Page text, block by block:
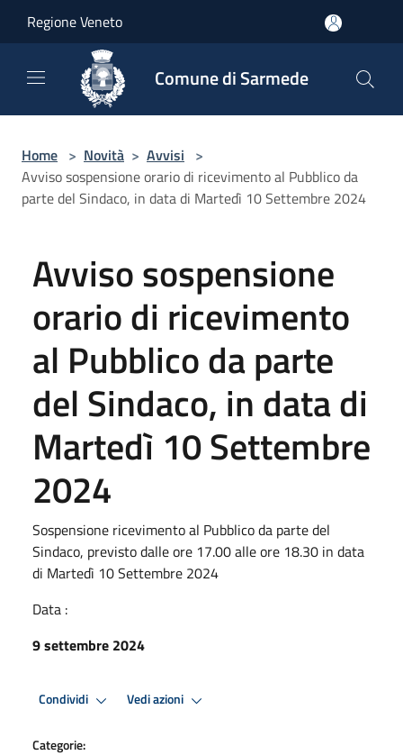
Regione Veneto
Comune di Sarmede
Home > Novità > Avvisi >
Avviso sospensione orario di ricevimento al Pubblico da
parte del Sindaco, in data di Martedì 10 Settembre 2024
Avviso sospensione
orario di ricevimento
al Pubblico da parte
del Sindaco, in data di
Martedì 10 Settembre
2024
Sospensione ricevimento al Pubblico da parte del
Sindaco, previsto dalle ore 17.00 alle ore 18.30 in data
di Martedì 10 Settembre 2024
Data :
9 settembre 2024
Condividi Vedi azioni
Categorie: